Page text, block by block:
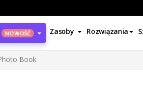
NOWOŚĆ Zasoby Rozwiązania
Book